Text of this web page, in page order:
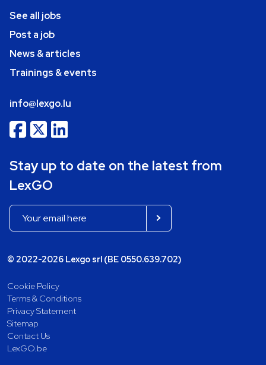
See all jobs
Post a job
News & articles
Trainings & events
info@lexgo.lu
Stay up to date on the latest from
LexGO
© 2022-2026 Lexgo srl (BE 0550.639.702)
Cookie Policy
Terms & Conditions
Privacy Statement
Sitemap
Contact Us
LexGO.be